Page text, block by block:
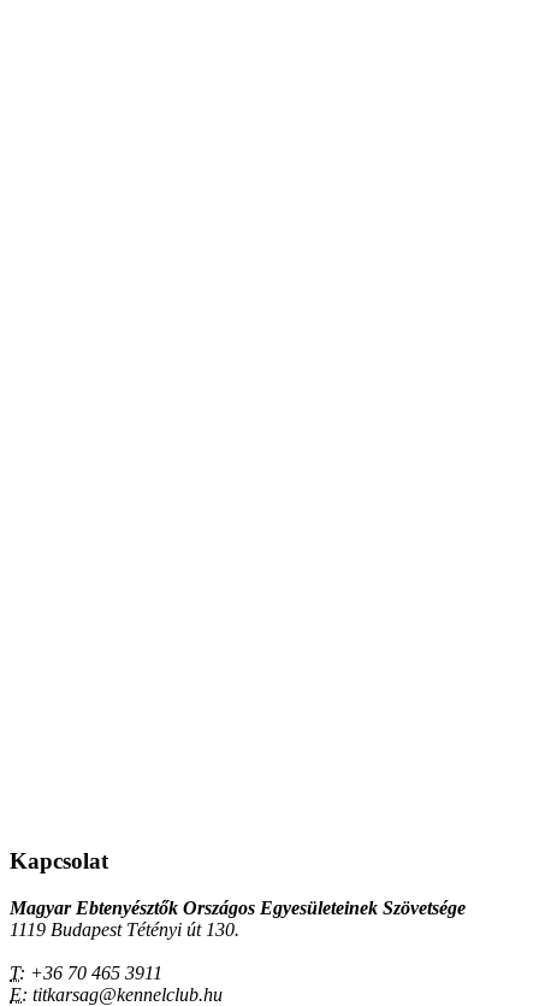
Kapcsolat
Magyar Ebtenyésztők Országos Egyesületeinek Szövetsége
1119 Budapest Tétényi út 130.
T: +36 70 465 3911
E: titkarsag@kennelclub.hu